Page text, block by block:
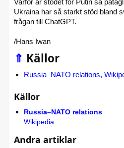
Varför är stödet för Putin så
Ukraina har så starkt stöd bland
frågan till ChatGPT.
/Hans Iwan
⇑ Källor
Russia–NATO relations,
Källor
Russia–NATO relations
Wikipedia
Andra artiklar